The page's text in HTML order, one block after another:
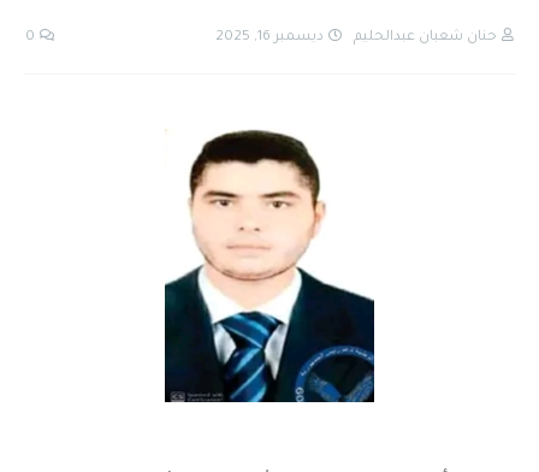
حنان شعبان عبدالحليم ديسمبر 16, 2025 0